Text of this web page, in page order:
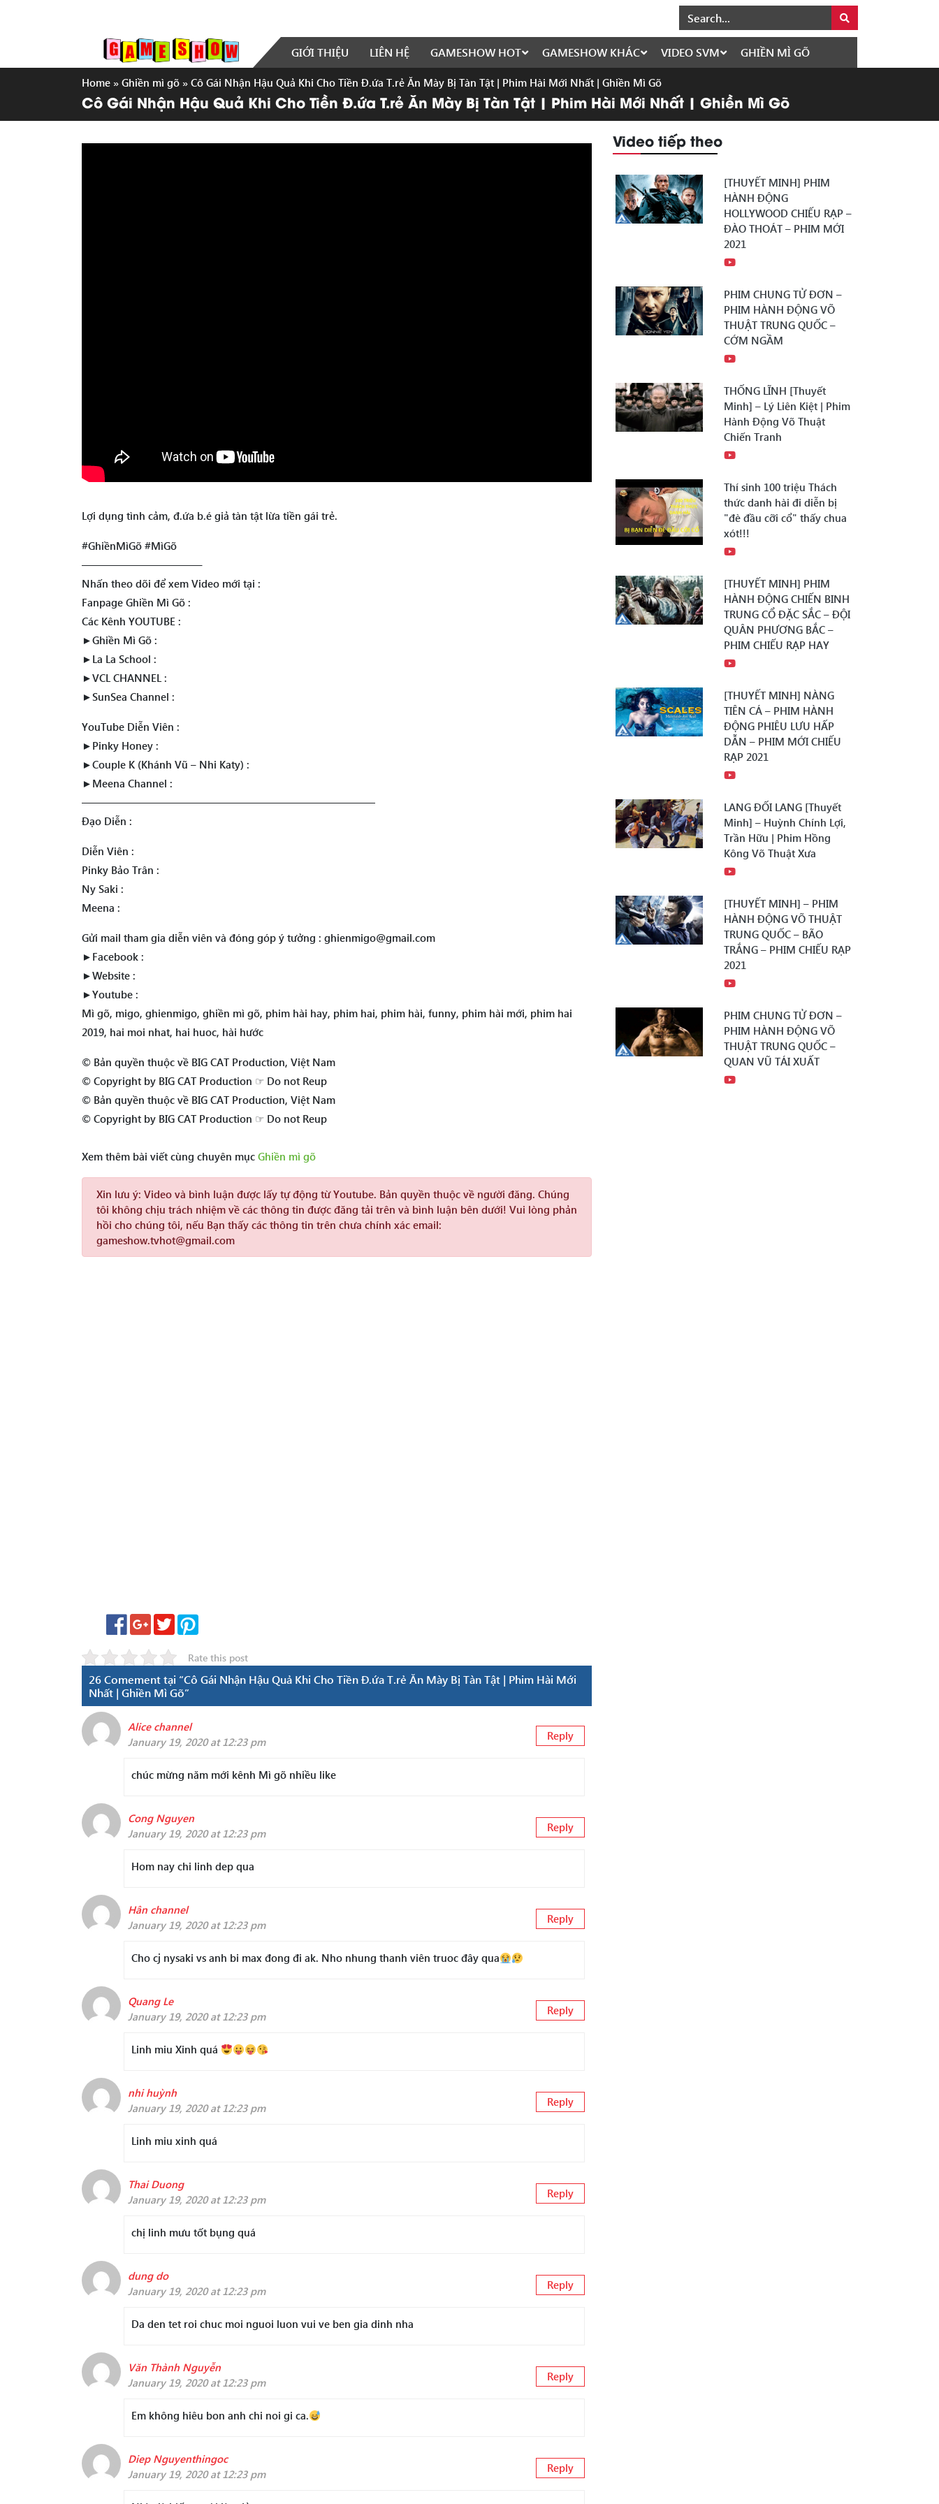
GIỚI THIỆU LIÊN HỆ GAMESHOW HOT GAMESHOW KHÁC VIDEO SVM GHIỀN MÌ GÕ
Home » Ghiền mì gõ » Cô Gái Nhận Hậu Quả Khi Cho Tiền Đ.ứa T.rẻ Ăn Mày Bị Tàn Tật | Phim Hài Mới Nhất | Ghiền Mì Gõ
Cô Gái Nhận Hậu Quả Khi Cho Tiền Đ.ứa T.rẻ Ăn Mày Bị Tàn Tật | Phim Hài Mới Nhất | Ghiền Mì Gõ
Lợi dụng tình cảm, đ.ứa b.é giả tàn tật lừa tiền gái trẻ.
#GhiềnMìGõ #MìGõ
———————————–
Nhấn theo dõi để xem Video mới tại :
Fanpage Ghiền Mì Gõ :
Các Kênh YOUTUBE :
►Ghiền Mì Gõ :
►La La School :
►VCL CHANNEL :
►SunSea Channel :
YouTube Diễn Viên :
►Pinky Honey :
►Couple K (Khánh Vũ – Nhi Katy) :
►Meena Channel :
————————————————————————————
Đạo Diễn :
Diễn Viên :
Pinky Bảo Trân :
Ny Saki :
Meena :
Gửi mail tham gia diễn viên và đóng góp ý tưởng : ghienmigo@gmail.com
►Facebook :
►Website :
►Youtube :
Mì gõ, migo, ghienmigo, ghiền mì gõ, phim hài hay, phim hai, phim hài, funny, phim hài mới, phim hai
2019, hai moi nhat, hai huoc, hài hước
© Bản quyền thuộc về BIG CAT Production, Việt Nam
© Copyright by BIG CAT Production ☞ Do not Reup
© Bản quyền thuộc về BIG CAT Production, Việt Nam
© Copyright by BIG CAT Production ☞ Do not Reup
Xem thêm bài viết cùng chuyên mục Ghiền mì gõ
Xin lưu ý: Video và bình luận được lấy tự động từ Youtube. Bản quyền thuộc về người đăng. Chúng
tôi không chịu trách nhiệm về các thông tin được đăng tải trên và bình luận bên dưới! Vui lòng phản
hồi cho chúng tôi, nếu Bạn thấy các thông tin trên chưa chính xác email:
gameshow.tvhot@gmail.com
Rate this post
26 Comement tại “Cô Gái Nhận Hậu Quả Khi Cho Tiền Đ.ứa T.rẻ Ăn Mày Bị Tàn Tật | Phim Hài Mới
Nhất | Ghiền Mì Gõ”
Alice channel
January 19, 2020 at 12:23 pm
Reply
chúc mừng năm mới kênh Mì gõ nhiều like
Cong Nguyen
January 19, 2020 at 12:23 pm
Reply
Hom nay chi linh dep qua
Hân channel
January 19, 2020 at 12:23 pm
Reply
Cho cj nysaki vs anh bi max đong đi ak. Nho nhung thanh viên truoc đây qua
Quang Le
January 19, 2020 at 12:23 pm
Reply
Linh miu Xinh quá
nhi huỳnh
January 19, 2020 at 12:23 pm
Reply
Linh miu xinh quá
Thai Duong
January 19, 2020 at 12:23 pm
Reply
chị linh mưu tốt bụng quá
dung do
January 19, 2020 at 12:23 pm
Reply
Da den tet roi chuc moi nguoi luon vui ve ben gia dinh nha
Văn Thành Nguyễn
January 19, 2020 at 12:23 pm
Reply
Em không hiêu bon anh chi noi gi ca.
Diep Nguyenthingoc
January 19, 2020 at 12:23 pm
Reply
Video tiếp theo
[THUYẾT MINH] PHIM
HÀNH ĐỘNG
HOLLYWOOD CHIẾU RẠP –
ĐÀO THOÁT – PHIM MỚI
2021
PHIM CHUNG TỬ ĐƠN –
PHIM HÀNH ĐỘNG VÕ
THUẬT TRUNG QUỐC –
CỚM NGẦM
THỐNG LĨNH [Thuyết
Minh] – Lý Liên Kiệt | Phim
Hành Động Võ Thuật
Chiến Tranh
Thí sinh 100 triệu Thách
thức danh hài đi diễn bị
"đè đầu cỡi cổ" thấy chua
xót!!!
[THUYẾT MINH] PHIM
HÀNH ĐỘNG CHIẾN BINH
TRUNG CỔ ĐẶC SẮC – ĐỘI
QUÂN PHƯƠNG BẮC –
PHIM CHIẾU RẠP HAY
[THUYẾT MINH] NÀNG
TIÊN CÁ – PHIM HÀNH
ĐỘNG PHIÊU LƯU HẤP
DẪN – PHIM MỚI CHIẾU
RẠP 2021
LANG ĐỐI LANG [Thuyết
Minh] – Huỳnh Chính Lợi,
Trần Hữu | Phim Hồng
Kông Võ Thuật Xưa
[THUYẾT MINH] – PHIM
HÀNH ĐỘNG VÕ THUẬT
TRUNG QUỐC – BÃO
TRẮNG – PHIM CHIẾU RẠP
2021
PHIM CHUNG TỬ ĐƠN –
PHIM HÀNH ĐỘNG VÕ
THUẬT TRUNG QUỐC –
QUAN VŨ TÁI XUẤT